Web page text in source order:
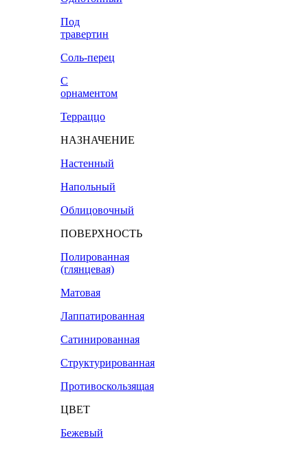
Под
травертин
Соль-перец
С
орнаментом
Терраццо
НАЗНАЧЕНИЕ
Настенный
Напольный
Облицовочный
ПОВЕРХНОСТЬ
Полированная
(глянцевая)
Матовая
Лаппатированная
Сатинированная
Структурированная
Противоскользящая
ЦВЕТ
Бежевый